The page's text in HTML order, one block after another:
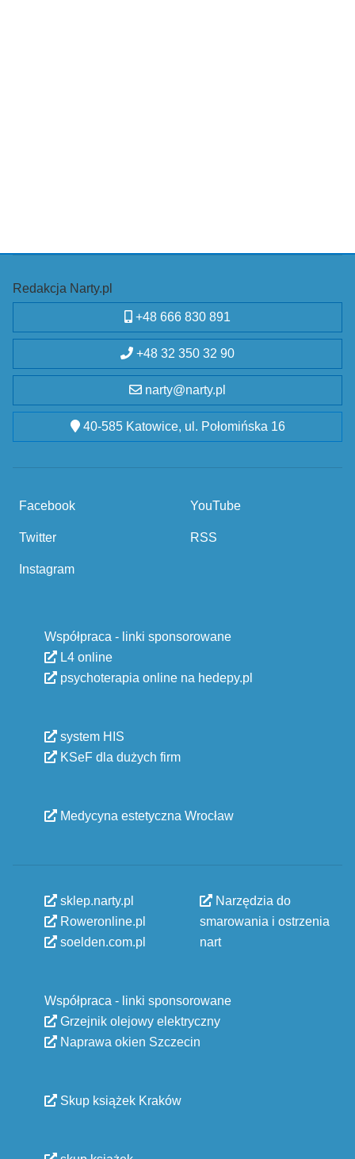
Redakcja Narty.pl
+48 666 830 891
+48 32 350 32 90
narty@narty.pl
40-585 Katowice, ul. Połomińska 16
Facebook
Twitter
Instagram
YouTube
RSS
Współpraca - linki sponsorowane
L4 online
psychoterapia online na hedepy.pl
system HIS
KSeF dla dużych firm
Medycyna estetyczna Wrocław
sklep.narty.pl
Roweronline.pl
soelden.com.pl
Narzędzia do
smarowania i ostrzenia
nart
Współpraca - linki sponsorowane
Grzejnik olejowy elektryczny
Naprawa okien Szczecin
Skup książek Kraków